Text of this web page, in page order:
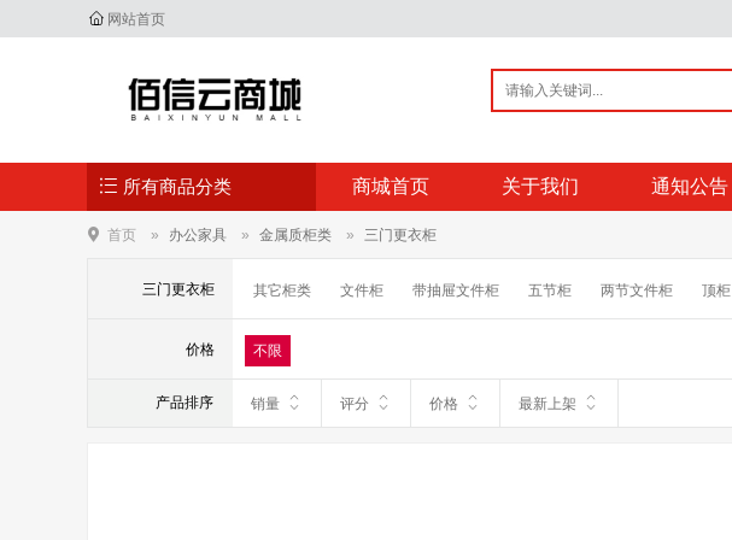
网站首页
所有商品分类 商城首页 关于我们 通知公告
首页 办公家具 金属质柜类 三门更衣柜
三门更衣柜 其它柜类 文件柜 带抽屉文件柜 五节柜 两节文件柜 顶柜
期刊柜
价格
不限
产品排序 销量 评分 价格 最新上架